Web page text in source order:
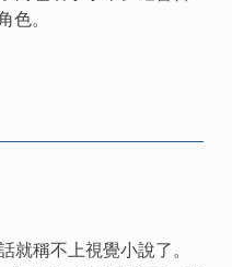
色。
就稱不上視覺小說了。